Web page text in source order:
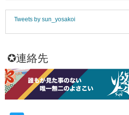
Tweets by sun_yosakoi
✪連絡先